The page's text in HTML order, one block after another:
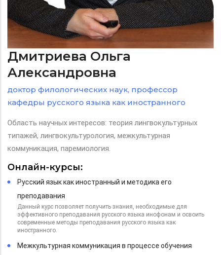
Дмитриева Ольга
Александровна
доктор филологических наук, профессор
кафедры русского языка как иностранного
Область научных интересов: теория лингвокультурных
типажей, лингвокультурология, межкультурная
коммуникация, паремиология.
Онлайн-курсы:
Русский язык как иностранный и методика его
преподавания
Данный курс позволяет получить знания, необходимые для
эффективного преподавания русского языка инофонам и освоить
современные методы преподавания русского языка как
иностранного.
Межкультурная коммуникация в процессе обучения